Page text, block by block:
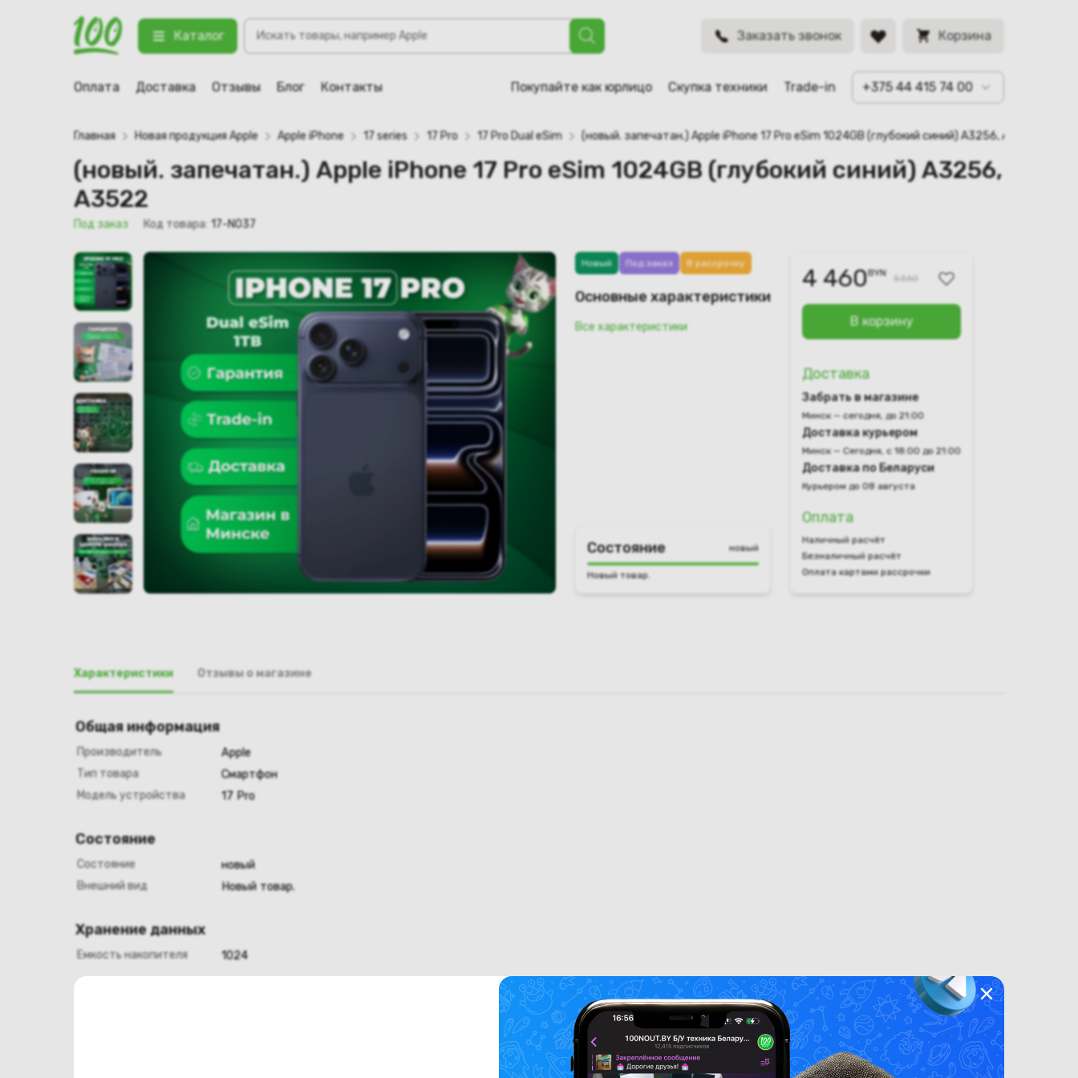
Каталог
товаров
Заказать звонок Корзина
Оплата Доставка Отзывы Блог Контакты Покупайте как юрлицо Скупка техники Trade-in +375 44 415 74 00
(новый. запечатан.) Apple iPhone 17 Pro eSim 1024GB (глубокий синий) A3256, A3522
123 Под заказ
Главная Новая продукция Apple Apple iPhone 17 series 17 Pro 17 Pro Dual eSim (новый. запечатан.) Apple iPhone 17 Pro eSim 1024GB (глубокий синий) A3256, A3522
(новый. запечатан.) Apple iPhone 17 Pro eSim 1024GB (глубокий синий) A3256,
A3522
Под заказ Код товара: 17-N037
Новый Под заказ В рассрочку
Основные характеристики
Все характеристики
Состояние новый
Новый товар.
4 460BYN 5360
В корзину
Доставка
Забрать в магазине
Минск — сегодня, до 21:00
Доставка курьером
Минск — Сегодня, с 18:00 до 21:00
Доставка по Беларуси
Курьером до 08 августа
Оплата
Наличный расчёт
Безналичный расчёт
Оплата картами рассрочки
Характеристики Отзывы о магазине
Общая информация
Производитель
Apple
Тип товара
Смартфон
Модель устройства
17 Pro
Состояние
Состояние
новый
Внешний вид
Новый товар.
Хранение данных
Емкость накопителя 1024